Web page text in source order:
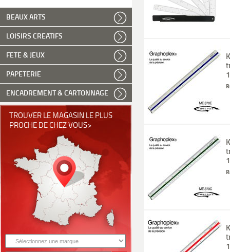
BEAUX ARTS
LOISIRS CREATIFS
FETE & JEUX
PAPETERIE
ENCADREMENT & CARTONNAGE
TROUVER LE MAGASIN LE PLUS
PROCHE DE CHEZ VOUS>